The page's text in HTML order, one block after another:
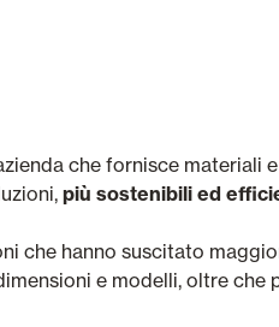
che fornisce materiali
più sostenibili ed
che hanno suscitato
e modelli, oltre